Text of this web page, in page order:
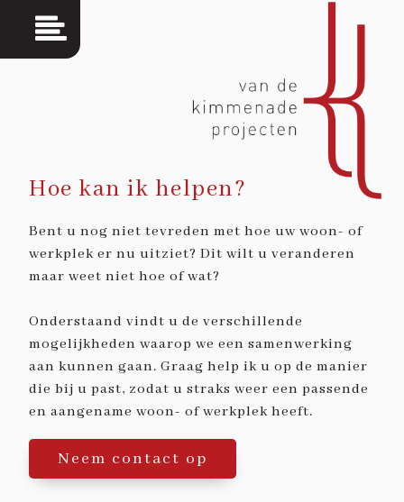
Hoe kan ik helpen?
Bent u nog niet tevreden met hoe uw woon- of
werkplek er nu uitziet? Dit wilt u veranderen
maar weet niet hoe of wat?
Onderstaand vindt u de verschillende
mogelijkheden waarop we een samenwerking
aan kunnen gaan. Graag help ik u op de manier
die bij u past, zodat u straks weer een passende
en aangename woon- of werkplek heeft.
Neem contact op